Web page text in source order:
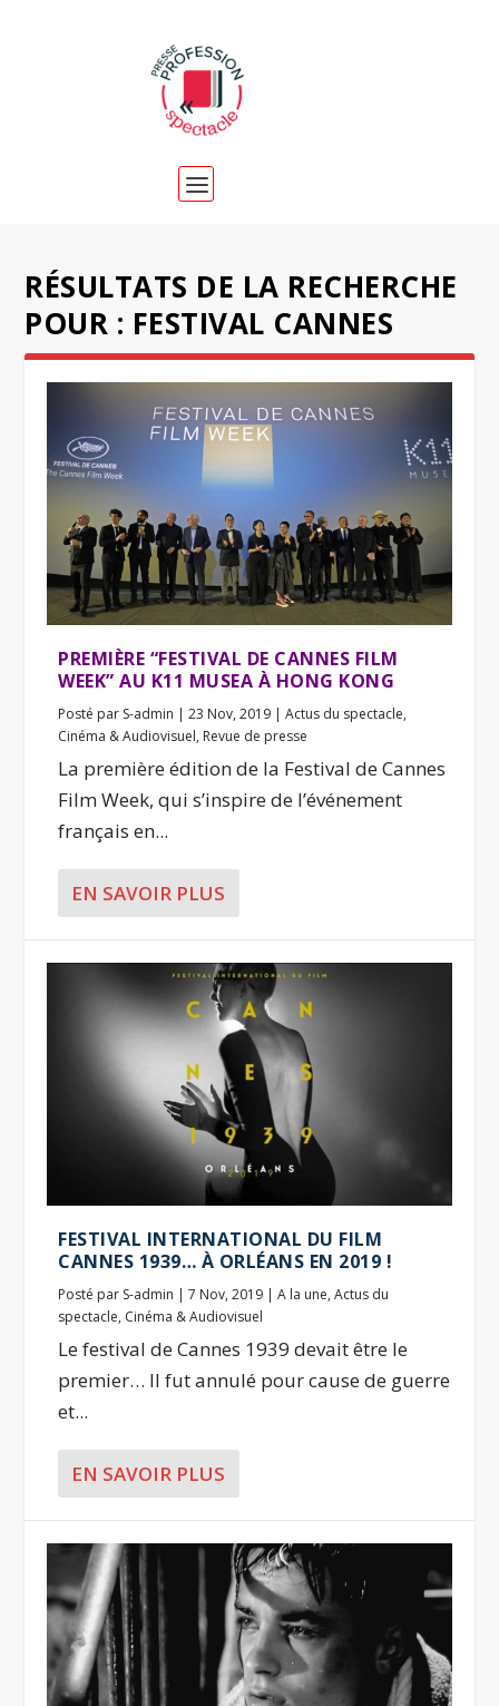
RÉSULTATS DE LA RECHERCHE
POUR : FESTIVAL CANNES
PREMIÈRE “FESTIVAL DE CANNES FILM
WEEK” AU K11 MUSEA À HONG KONG
Posté par S-admin |23 Nov, 2019 |Actus du spectacle,
Cinéma & Audiovisuel, Revue de presse
La première édition de la Festival de Cannes
Film Week, qui s’inspire de l’événement
français en...
EN SAVOIR PLUS
FESTIVAL INTERNATIONAL DU FILM
CANNES 1939… À ORLÉANS EN 2019 !
Posté par S-admin |7 Nov, 2019 |A la une,Actus du
spectacle, Cinéma & Audiovisuel
Le festival de Cannes 1939 devait être le
premier… Il fut annulé pour cause de guerre
et...
EN SAVOIR PLUS